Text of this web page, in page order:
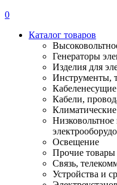
0
Каталог товаров
Генераторы
Изделия для
Инструменты,
Кабели,
Освещение
Прочие товары
Связь,
Устройства и